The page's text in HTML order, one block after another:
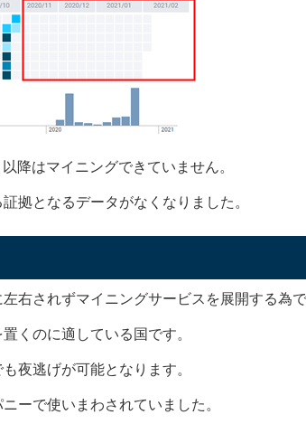
見当たりません。
ティの損益分岐点を下回り、やればやるほど
から警告
ン証券取引委員会から警告を受けました。
を取得しておらず、また、ポンジスキーム
グシティ #ビットコインボルト #BTCV
September 20, 2020
運営が行われており、ポンジスキームとい
降はマイニングできていません。
拠となるデータがなくなりました。
右されずマイニングサービスを展開する為で
くのに適している国です。
夜逃げが可能となります。
ーで使いまわされていました。